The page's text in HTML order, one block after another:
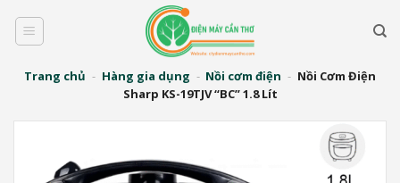
qua
dungTrang chủ - Hàng gia dụng - Nồi cơm điện - Nồi Cơm Điện
Sharp KS-19TJV “BC” 1.8 Lít